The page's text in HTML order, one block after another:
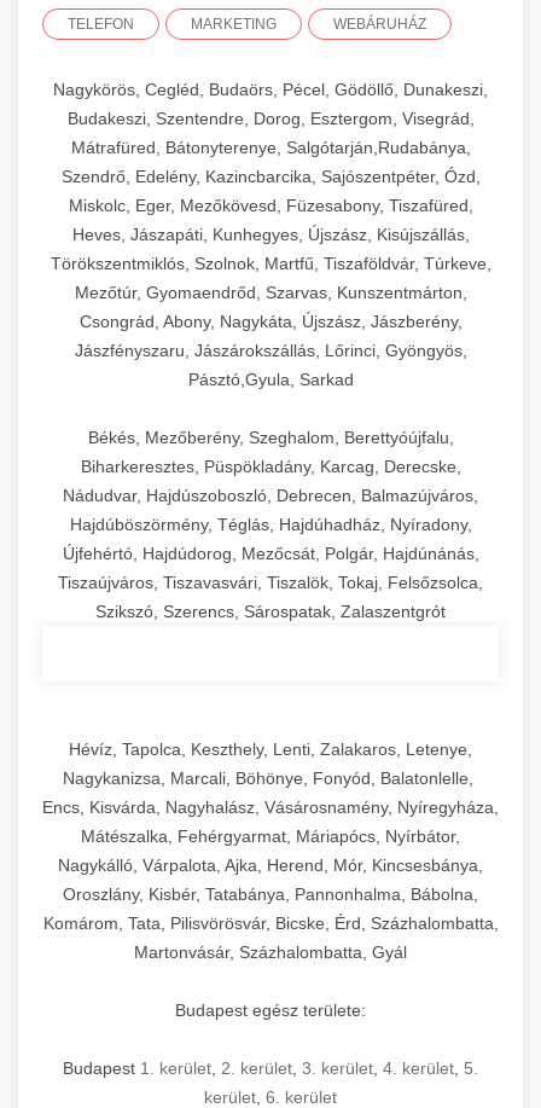
TELEFON MARKETING WEBÁRUHÁZ
Nagykörös, Cegléd, Budaörs, Pécel, Gödöllő, Dunakeszi,
Budakeszi, Szentendre, Dorog, Esztergom, Visegrád,
Mátrafüred, Bátonyterenye, Salgótarján,Rudabánya,
Szendrő, Edelény, Kazincbarcika, Sajószentpéter, Ózd,
Miskolc, Eger, Mezőkövesd, Füzesabony, Tiszafüred,
Heves, Jászapáti, Kunhegyes, Újszász, Kisújszállás,
Törökszentmiklós, Szolnok, Martfű, Tiszaföldvár, Túrkeve,
Mezőtúr, Gyomaendrőd, Szarvas, Kunszentmárton,
Csongrád, Abony, Nagykáta, Újszász, Jászberény,
Jászfényszaru, Jászárokszállás, Lőrinci, Gyöngyös,
Pásztó,Gyula, Sarkad
Békés, Mezőberény, Szeghalom, Berettyóújfalu,
Biharkeresztes, Püspökladány, Karcag, Derecske,
Nádudvar, Hajdúszoboszló, Debrecen, Balmazújváros,
Hajdúböszörmény, Téglás, Hajdúhadház, Nyíradony,
Újfehértó, Hajdúdorog, Mezőcsát, Polgár, Hajdúnánás,
Tiszaújváros, Tiszavasvári, Tiszalök, Tokaj, Felsőzsolca,
Szikszó, Szerencs, Sárospatak, Zalaszentgrót
Hévíz, Tapolca, Keszthely, Lenti, Zalakaros, Letenye,
Nagykanizsa, Marcali, Böhönye, Fonyód, Balatonlelle,
Encs, Kisvárda, Nagyhalász, Vásárosnamény, Nyíregyháza,
Mátészalka, Fehérgyarmat, Máriapócs, Nyírbátor,
Nagykálló, Várpalota, Ajka, Herend, Mór, Kincsesbánya,
Oroszlány, Kisbér, Tatabánya, Pannonhalma, Bábolna,
Komárom, Tata, Pilisvörösvár, Bicske, Érd, Százhalombatta,
Martonvásár, Százhalombatta, Gyál
Budapest egész területe:
Budapest 1. kerület 2. kerület 3. kerület 4. kerület 5.
kerület 6. kerület